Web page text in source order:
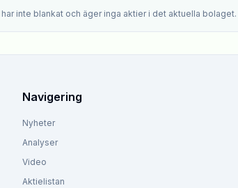
inte blankat och äger inga aktier i det aktuella bolaget.
Navigering
Nyheter
Analyser
Video
Aktielistan